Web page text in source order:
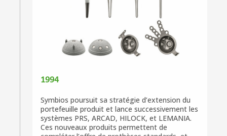
1994
Symbios poursuit sa stratégie d’extension du
portefeuille produit et lance successivement les
systèmes PRS, ARCAD, HILOCK, et LEMANIA.
Ces nouveaux produits permettent de